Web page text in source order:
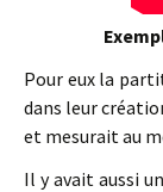
Pour eux la
dans leur
et mesurait au
Il y avait aussi